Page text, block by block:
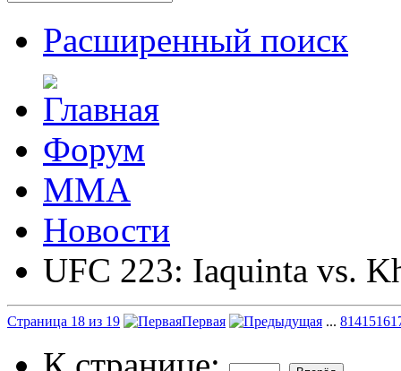
Расширенный поиск
Форум
ММА
Новости
UFC 223: Iaquinta vs.
Страница 18 из 19 Первая ... 8141516